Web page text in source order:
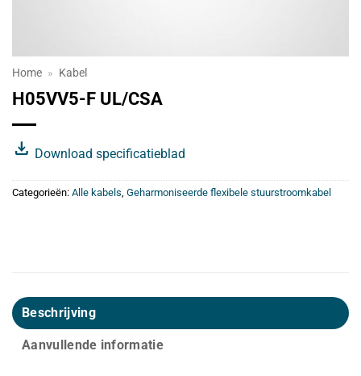
Home » Kabel
H05VV5-F UL/CSA
download Download specificatieblad
Categorieën: Alle kabels, Geharmoniseerde flexibele stuurstroomkabel
Beschrijving
Aanvullende informatie